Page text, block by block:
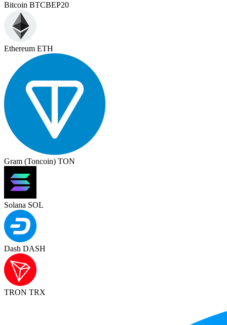
Bitcoin BTCBEP20
Ethereum ETH
Gram (Toncoin) TON
Solana SOL
Dash DASH
TRON TRX